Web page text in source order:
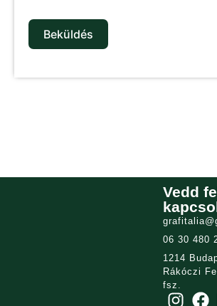
Beküldés
Vedd
06 30 480
1214
Rákóczi
fsz.